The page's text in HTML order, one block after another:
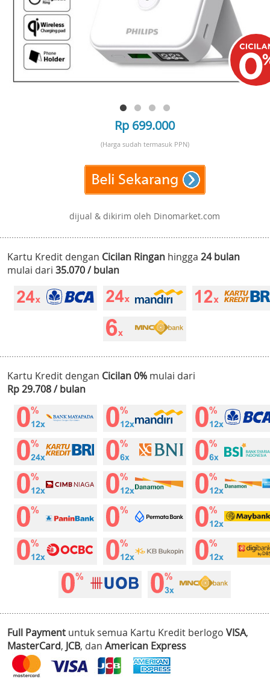
Rp 699.000
(Harga sudah termasuk PPN)
dijual & dikirim oleh Dinomarket.com
Kartu Kredit dengan Cicilan Ringan hingga 24 bulan
mulai dari 35.070 / bulan
Kartu Kredit dengan Cicilan 0% mulai dari
Rp 29.708 / bulan
Full Payment untuk semua Kartu Kredit berlogo VISA,
MasterCard, JCB, dan American Express